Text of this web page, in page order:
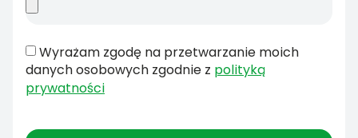
Wyrażam zgodę na przetwarzanie moich
danych osobowych zgodnie z polityką
prywatności